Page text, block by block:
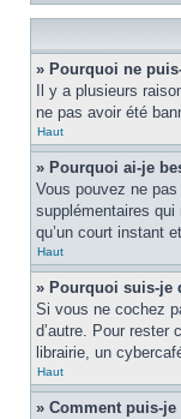
» Pourquoi ne
Il y a plusieurs
ne pas avoir été
Haut
» Pourquoi ai-je
Vous pouvez ne
supplémentaires
qu’un court instant
Haut
» Pourquoi suis-je
Si vous ne cochez
d’autre. Pour rester
librairie, un
Haut
» Comment puis-